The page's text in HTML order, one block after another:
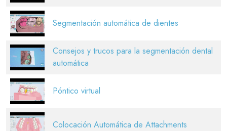
Segmentación automática de dientes
Consejos y trucos para la segmentación dental
automática
Póntico virtual
Colocación Automática de Attachments